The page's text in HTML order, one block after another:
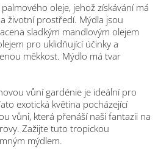
oleje, jehož získávání má
životní prostředí. Mýdla jsou
sladkým mandlovým olejem
pro uklidňující účinky a
měkkost. Mýdlo má tvar
vůní gardénie je ideální pro
exotická květina pocházející
vůni, která přenáší naši fantazii na
Zažijte tuto tropickou
mýdlem.